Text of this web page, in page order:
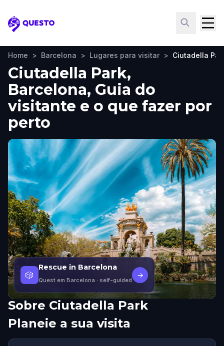
Questo
Home > Barcelona > Lugares para visitar > Ciutadella
Ciutadella Park,
Barcelona, Guia do
visitante e o que fazer por
perto
🎲
Rescue in Barcelona
Quest em Barcelona · self-guided
→
Sobre Ciutadella Park
Planeie a sua visita